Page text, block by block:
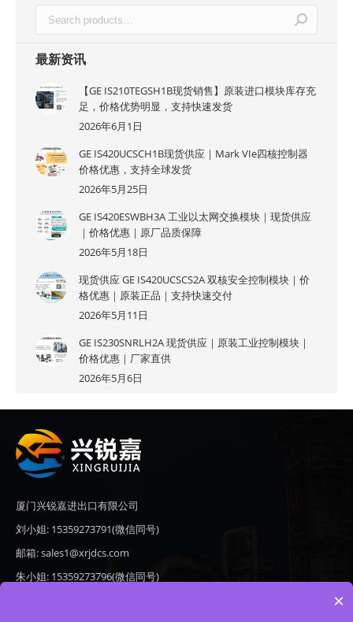
最新资讯
【GE IS210TEGSH1B现货销售】原装进口模块库存充
足，价格优势明显，支持快速发货
2026年6月1日
GE IS420UCSCH1B现货供应｜Mark VIe四核控制器
价格优惠，支持全球发货
2026年5月25日
GE IS420ESWBH3A 工业以太网交换模块｜现货供应
｜价格优惠｜原厂品质保障
2026年5月18日
现货供应 GE IS420UCSCS2A 双核安全控制模块｜价
格优惠｜原装正品｜支持快速交付
2026年5月11日
GE IS230SNRLH2A 现货供应｜原装工业控制模块｜
价格优惠｜厂家直供
2026年5月6日
厦门兴锐嘉进出口有限公司
刘小姐: 15359273791(微信同号)
邮箱: sales1@xrjdcs.com
朱小姐: 15359273796(微信同号)
×